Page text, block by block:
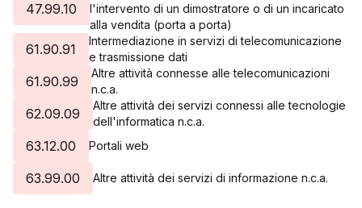
47.99.10
l'intervento di un dimostratore o di un incaricato
alla vendita (porta a porta)
61.90.91
Intermediazione in servizi di telecomunicazione
e trasmissione dati
61.90.99
Altre attività connesse alle telecomunicazioni
n.c.a.
62.09.09
Altre attività dei servizi connessi alle tecnologie
dell'informatica n.c.a.
63.12.00 Portali web
63.99.00 Altre attività dei servizi di informazione n.c.a.